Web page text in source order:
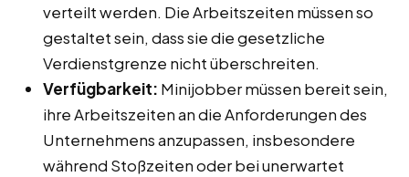
verteilt werden. Die Arbeitszeiten müssen so
gestaltet sein, dass sie die gesetzliche
Verdienstgrenze nicht überschreiten.
Verfügbarkeit: Minijobber müssen bereit sein,
ihre Arbeitszeiten an die Anforderungen des
Unternehmens anzupassen, insbesondere
während Stoßzeiten oder bei unerwartet